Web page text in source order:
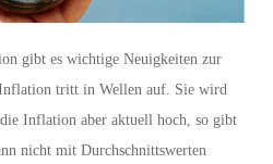
gibt es wichtige Neuigkeiten zur
tritt in Wellen auf. Sie wird
Inflation aber aktuell hoch, so gibt
nicht mit Durchschnittswerten